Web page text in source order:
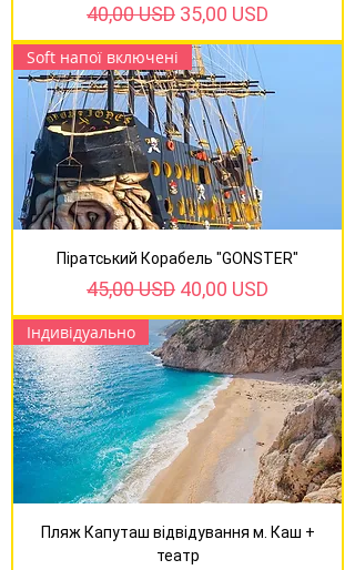
Звичайна ціна
40,00 USD За розпродажем
35,00 USD
Soft напої включені
Піратський Корабель "GONSTER"
Звичайна ціна
45,00 USD За розпродажем
40,00 USD
Індивідуально
Пляж Капуташ відвідування м. Каш +
театр